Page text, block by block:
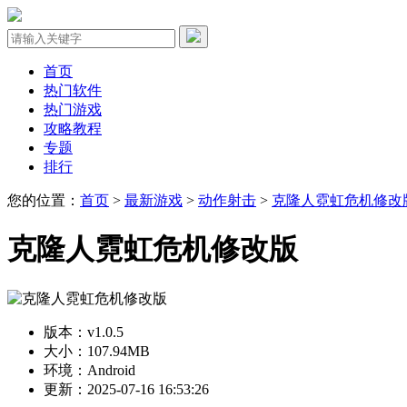
首页
热门软件
热门游戏
攻略教程
专题
排行
您的位置： 首页 > 最新游戏 > 动作射击 > 克隆人霓虹危机修改
克隆人霓虹危机修改版
版本：v1.0.5
大小：107.94MB
环境：Android
更新：2025-07-16 16:53:26